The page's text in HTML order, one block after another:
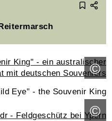
©
Eye" - the Souvenir King
©